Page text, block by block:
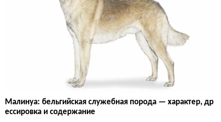
Малинуа: бельгийская служебная порода — характер, др
ессировка и содержание